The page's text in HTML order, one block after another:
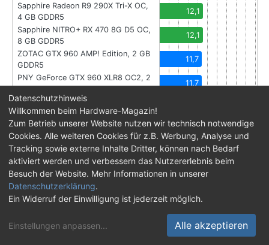
Sapphire Radeon R9 290X Tri-X OC,
4 GB GDDR5
12,1
Sapphire NITRO+ RX 470 8G D5 OC,
8 GB GDDR5
12,1
ZOTAC GTX 960 AMP! Edition, 2 GB
GDDR5
11,7
PNY GeForce GTX 960 XLR8 OC2, 2
GB GDDR5
11,7
KFA2 GeForce GTX 960 EXOC, 2 GB
GDDR5
KFA2 GeForce GTX 960 EXOC, 4 GB
GDDR5
ZOTAC GTX 950 AMP! Edition, 2 GB
GDDR5
11,2
HIS Radeon R9 380X IceQ X² Turbo,
4 GB GDDR5
10,4
HIS Radeon R9 380 IceQ X² OC, 2 GB
Sapphire Radeon R9 380 Nitro, 4 GB
9,1
Datenschutzhinweis
Willkommen beim Hardware-Magazin!
Zum Betrieb unserer Website nutzen wir technisch notwendige
Cookies. Alle weiteren Cookies für z.B. Werbung, Analyse und
Tracking sowie externe Inhalte Dritter, können nach Bedarf
aktiviert werden und verbessern das Nutzererlebnis beim
Besuch der Website. Mehr Informationen in unserer
Datenschutzerklärung.
Ein Widerruf der Einwilligung ist jederzeit möglich.
Einstellungen anpassen... Alle akzeptieren